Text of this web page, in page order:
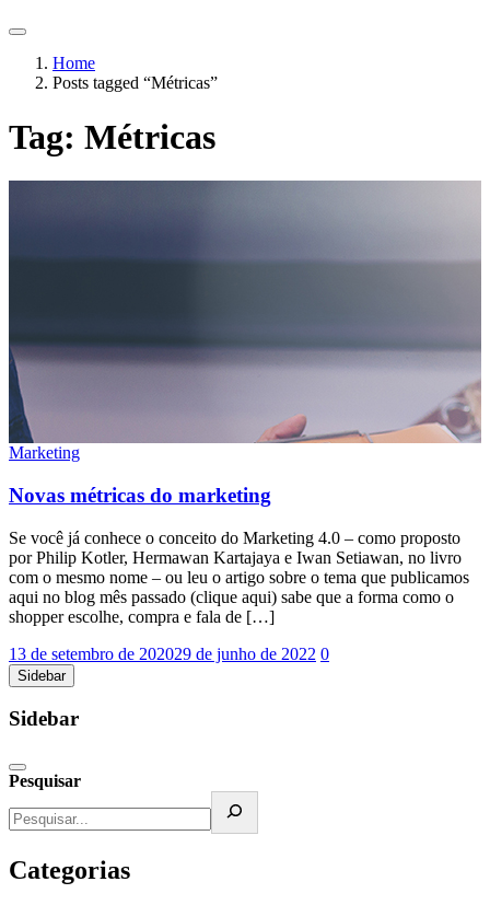
Home
Posts tagged “Métricas”
Tag: Métricas
Marketing
Novas métricas do marketing
Se você já conhece o conceito do Marketing 4.0 – como proposto
por Philip Kotler, Hermawan Kartajaya e Iwan Setiawan, no livro
com o mesmo nome – ou leu o artigo sobre o tema que publicamos
aqui no blog mês passado (clique aqui) sabe que a forma como o
shopper escolhe, compra e fala de […]
13 de setembro de 202029 de junho de 2022 0
Sidebar
Sidebar
Pesquisar
Categorias